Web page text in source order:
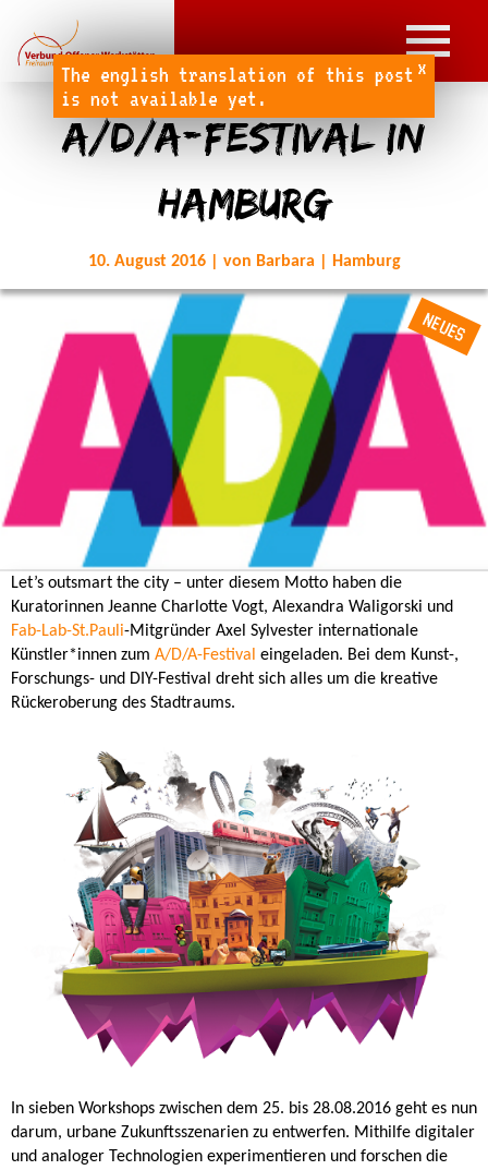
The english translation of this post
is not available yet.
x
A/D/A-Festival in
Hamburg
10. August 2016 | von Barbara | Hamburg
NEUES
Let’s outsmart the city – unter diesem Motto haben die
Kuratorinnen Jeanne Charlotte Vogt, Alexandra Waligorski und
Fab-Lab-St.Pauli-Mitgründer Axel Sylvester internationale
Künstler*innen zum A/D/A-Festival eingeladen. Bei dem Kunst-,
Forschungs- und DIY-Festival dreht sich alles um die kreative
Rückeroberung des Stadtraums.
In sieben Workshops zwischen dem 25. bis 28.08.2016 geht es nun
darum, urbane Zukunftsszenarien zu entwerfen. Mithilfe digitaler
und analoger Technologien experimentieren und forschen die